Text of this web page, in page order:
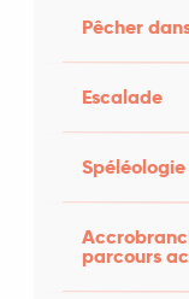
Pêcher
Escalade
Spéléologie
parcours